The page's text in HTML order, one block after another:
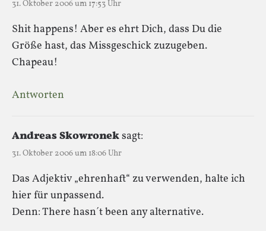
31. Oktober 2006 um 17:53 Uhr
Shit happens! Aber es ehrt Dich, dass Du die
Größe hast, das Missgeschick zuzugeben.
Chapeau!
Antworten
Andreas Skowroneksagt:
31. Oktober 2006 um 18:06 Uhr
Das Adjektiv „ehrenhaft“ zu verwenden, halte ich
hier für unpassend.
Denn: There hasn´t been any alternative.